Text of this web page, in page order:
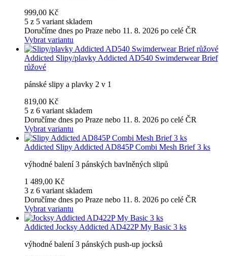
999,00 Kč
5 z 5 variant skladem
Doručíme dnes po Praze nebo 11. 8. 2026 po celé ČR
Vybrat variantu
Addicted Slipy/plavky Addicted AD540 Swimderwear Brief
růžové
pánské slipy a plavky 2 v 1
819,00 Kč
5 z 6 variant skladem
Doručíme dnes po Praze nebo 11. 8. 2026 po celé ČR
Vybrat variantu
Addicted Slipy Addicted AD845P Combi Mesh Brief 3 ks
výhodné balení 3 pánských bavlněných slipů
1 489,00 Kč
3 z 6 variant skladem
Doručíme dnes po Praze nebo 11. 8. 2026 po celé ČR
Vybrat variantu
Addicted Jocksy Addicted AD422P My Basic 3 ks
výhodné balení 3 pánských push-up jocksů